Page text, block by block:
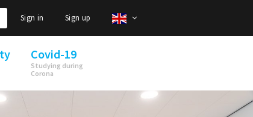
Sign in Sign up
Covid-19
Studying during
Corona